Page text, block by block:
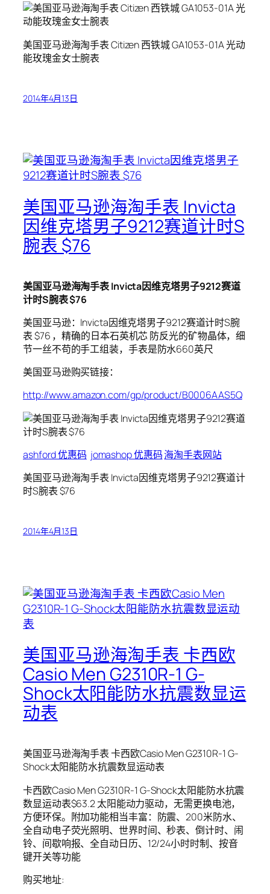
美国亚马逊海淘手表 Citizen 西铁城 GA1053-01A 光动
能玫瑰金女士腕表
2014年4月13日
美国亚马逊海淘手表 Invicta
因维克塔男子9212赛道计时S
腕表 $76
美国亚马逊海淘手表 Invicta因维克塔男子9212赛道
计时S腕表 $76
美国亚马逊：Invicta因维克塔男子9212赛道计时S腕
表 $76 ，精确的日本石英机芯 防反光的矿物晶体，细
节一丝不苟的手工组装，手表是防水660英尺
美国亚马逊购买链接：
http://www.amazon.com/gp/product/B0006AAS5Q
ashford 优惠码 jomashop 优惠码海淘手表网站
美国亚马逊海淘手表 Invicta因维克塔男子9212赛道计
时S腕表 $76
2014年4月13日
美国亚马逊海淘手表 卡西欧
Casio Men G2310R-1 G-
Shock太阳能防水抗震数显运
动表
美国亚马逊海淘手表 卡西欧Casio Men G2310R-1 G-
Shock太阳能防水抗震数显运动表
卡西欧Casio Men G2310R-1 G-Shock太阳能防水抗震
数显运动表$63.2 太阳能动力驱动，无需更换电池，
方便环保。附加功能相当丰富：防震、200米防水、
全自动电子荧光照明、世界时间、秒表、倒计时、闹
铃、间歇响报、全自动日历、12/24小时时制、按音
键开关等功能
购买地址: